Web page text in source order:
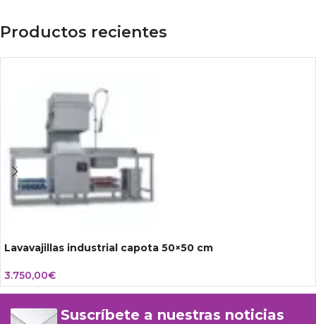
Productos recientes
Lavavajillas industrial capota 50×50 cm
3.750,00€
Suscríbete a nuestras noticias